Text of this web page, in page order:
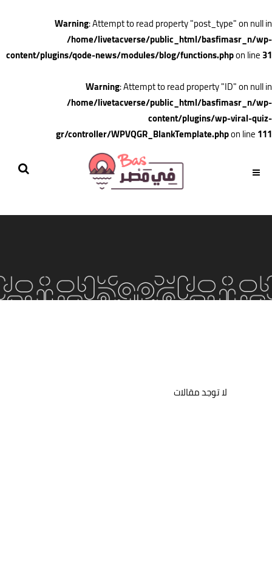
Warning: Attempt to read property "post_type" on null in
/home/livetacverse/public_html/basfimasr_n/wp-
content/plugins/qode-news/modules/blog/functions.phpon line31
Warning: Attempt to read property "ID" on null in
/home/livetacverse/public_html/basfimasr_n/wp-
content/plugins/wp-viral-quiz-
gr/controller/WPVQGR_BlankTemplate.phpon line111
لا توجد مقالات